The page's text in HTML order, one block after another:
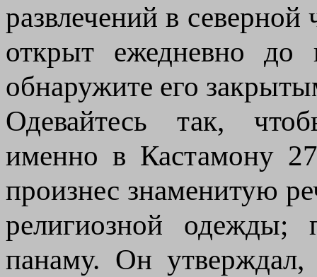
развлечений в
открыт ежедневно до
обнаружите его
Одевайтесь так,
именно в Кастамону
произнес знаменитую
религиозной
панаму. Он утверждал,